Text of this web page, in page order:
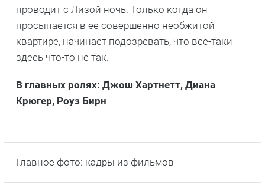
проводит с Лизой ночь. Только когда он
просыпается в ее совершенно необжитой
квартире, начинает подозревать, что все-таки
здесь что-то не так.
В главных ролях: Джош Хартнетт, Диана
Крюгер, Роуз Бирн
Главное фото: кадры из фильмов